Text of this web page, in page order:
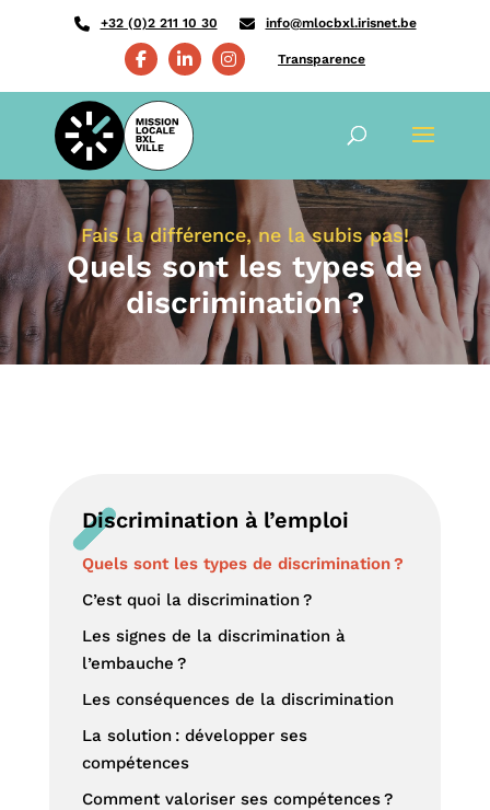
+32 (0)2 211 10 30 info@mlocbxl.irisnet.be
Transparence
Fais la différence, ne la subis pas!
Quels sont les types de
discrimination ?
Discrimination à l’emploi
Quels sont les types de discrimination ?
C’est quoi la discrimination ?
Les signes de la discrimination à
l’embauche ?
Les conséquences de la discrimination
La solution : développer ses
compétences
Comment valoriser ses compétences ?